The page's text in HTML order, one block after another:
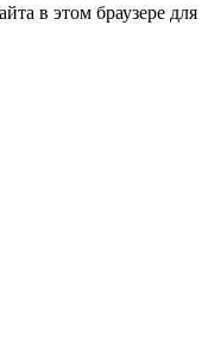
в этом браузере для